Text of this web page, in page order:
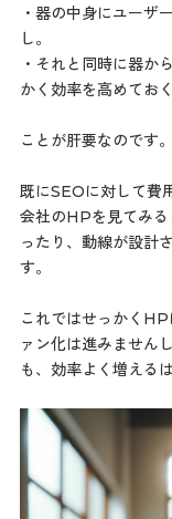
・器の中身にユーザ
し。
・それと同時に器か
かく効率を高めておく
ことが肝要なのです。
既にSEOに対して費
会社のHPを見てみ
ったり、動線が設計
す。
これではせっかく
ァン化は進みません
も、効率よく増える